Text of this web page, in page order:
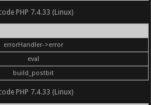
PHP 7.4.33 (Linux)
errorHandler->error
eval
build_postbit
PHP 7.4.33 (Linux)